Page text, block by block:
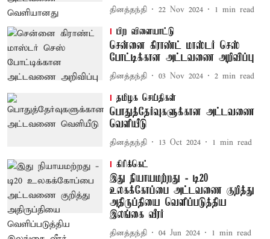
தினத்தந்தி 22 Nov 2024 1 min read
பிற விளையாட்டு
சென்னை கிராண்ட் மாஸ்டர் செஸ்
போட்டிக்கான அட்டவணை அறிவிப்பு
தினத்தந்தி 03 Nov 2024 2 min read
தமிழக செய்திகள்
பொதுத்தேர்வுகளுக்கான அட்டவணை
வெளியீடு
தினத்தந்தி 13 Oct 2024 1 min read
கிரிக்கெட்
இது நியாயமற்றது - டி20
உலகக்கோப்பை அட்டவணை குறித்து
அதிருப்தியை வெளிப்படுத்திய
இலங்கை வீரர்
தினத்தந்தி 04 Jun 2024 1 min read